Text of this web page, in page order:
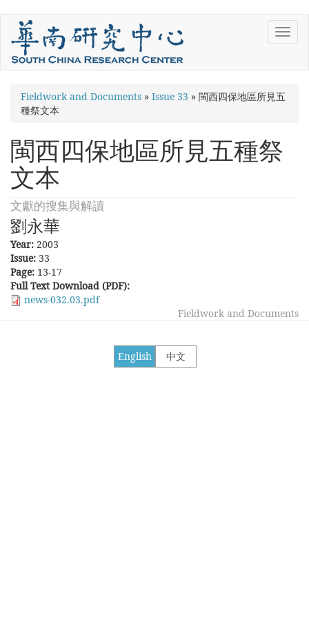
Skip
main
content
You
are
here
Fieldwork and Documents » Issue 33 » 閩西四保地區所見五
種祭文本
閩西四保地區所見五種祭
文本
文獻的搜集與解讀
劉永華
Year: 2003
Issue: 33
Page: 13-17
Full Text Download (PDF):
news-032.03.pdf
Fieldwork and Documents
中文
English